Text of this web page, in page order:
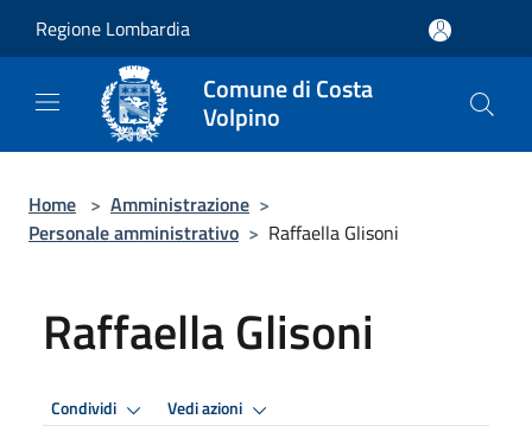
Regione Lombardia
Comune di Costa
Volpino
Home > Amministrazione >
Personale amministrativo > Raffaella Glisoni
Raffaella Glisoni
Condividi Vedi azioni